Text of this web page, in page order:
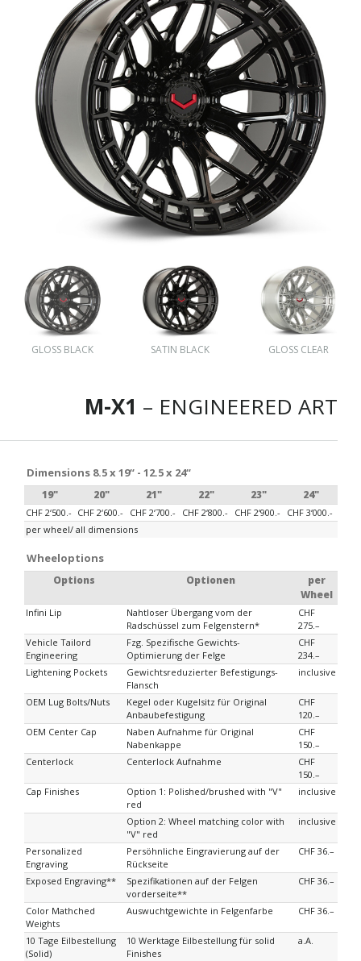
GLOSS BLACK SATIN BLACK GLOSS CLEAR
M-X1 – ENGINEERED ART
Dimensions 8.5 x 19“ - 12.5 x 24“
19" 20" 21" 22" 23" 24"
CHF 2‘500.- CHF 2‘600.- CHF 2‘700.- CHF 2‘800.- CHF 2‘900.-
CHF 3‘000.-
per wheel/ all dimensions
Wheeloptions
Options Optionen
per
Wheel
Infini Lip
Nahtloser Übergang vom der
Radschüssel zum Felgenstern*
CHF
275.–
Vehicle Tailord
Engineering
Fzg. Spezifische Gewichts-
Optimierung der Felge
CHF
234.–
Lightening Pockets
Gewichtsreduzierter Befestigungs-
Flansch
inclusive
OEM Lug Bolts/Nuts
Kegel oder Kugelsitz für Original
Anbaubefestigung
CHF
120.–
OEM Center Cap
Naben Aufnahme für Original
Nabenkappe
CHF
150.–
Centerlock
Centerlock Aufnahme
CHF
150.–
Cap Finishes
Option 1: Polished/brushed with "V"
red
inclusive
Option 2: Wheel matching color with
"V" red
inclusive
Personalized
Engraving
Persöhnliche Eingravierung auf der
Rückseite
CHF 36.–
Exposed Engraving**
Spezifikationen auf der Felgen
vorderseite**
CHF 36.–
Color Mathched
Weights
Auswuchtgewichte in Felgenfarbe CHF 36.–
10 Tage Eilbestellung
(Solid)
10 Werktage Eilbestellung für solid
Finishes
a.A.